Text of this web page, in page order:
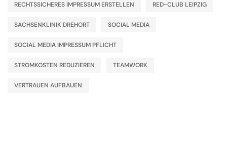
RECHTSSICHERES IMPRESSUM ERSTELLEN RED-CLUB LEIPZIG
SACHSENKLINIK DREHORT SOCIAL MEDIA
SOCIAL MEDIA IMPRESSUM PFLICHT
STROMKOSTEN REDUZIEREN TEAMWORK
VERTRAUEN AUFBAUEN